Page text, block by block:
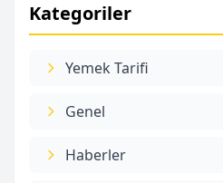
Kategoriler
Yemek Tarifi
Genel
Haberler